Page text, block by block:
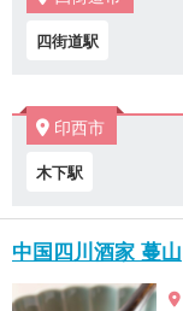
四街道駅
印西市
木下駅
中国四川酒家 蔓山